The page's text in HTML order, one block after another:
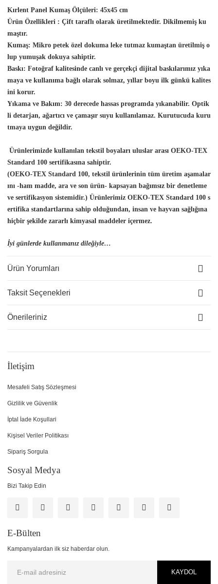
Kırlent Panel Kumaş Ölçüleri: 45x45 cm
Ürün Özellikleri : Çift taraflı olarak üretilmektedir. Dikilmemiş ku
maştır.
Kumaş: Mikro petek özel dokuma leke tutmaz kumaştan üretilmiş o
lup yumuşak dokuya sahiptir.
Baskı: Fotoğraf kalitesinde canlı ve gerçekçi dijital baskılarımız yıka
maya ve kullanıma bağlı olarak solmaz, yıllar boyu ilk günkü kalites
ini korur.
Yıkama ve Bakım: 30 derecede hassas programda yıkanabilir. Optik
li detarjan, ağartıcı ve çamaşır suyu kullanılamaz. Kurutucuda kuru
tmaya uygun değildir.
Ürünlerimizde kullanılan tekstil boyaları uluslar arası OEKO-TEX
Standard 100 sertifikasına sahiptir.
(OEKO-TEX Standard 100, tekstil ürünlerinin tüm üretim aşamalar
ını -ham madde, ara ve son ürün- kapsayan bağımsız bir denetleme
ve sertifikasyon sistemidir.) Ürünlerimiz OEKO-TEX Standard 100 s
ertifika standartlarına sahip olduğundan, insan ve hayvan sağlığına
hiçbir şekilde zararlı kimyasal maddeler içermez.
İyi günlerde kullanmanız dileğiyle…
Ürün Yorumları
Taksit Seçenekleri
Önerileriniz
İletişim
Mesafeli Satış Sözleşmesi
Gizlilik ve Güvenlik
İptal İade Koşullari
Kişisel Veriler Politikası
Sipariş Sorgula
Sosyal Medya
Bizi Takip Edin
E-Bülten
Kampanyalardan ilk siz haberdar olun.
KAYDOL